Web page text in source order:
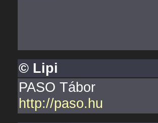
© Lipi
PASO Tábor
http://paso.hu